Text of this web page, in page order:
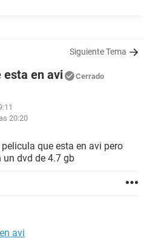
Siguiente Tema
esta en avi Cerrado
20:20
que esta en avi pero
dvd de 4.7 gb
avi